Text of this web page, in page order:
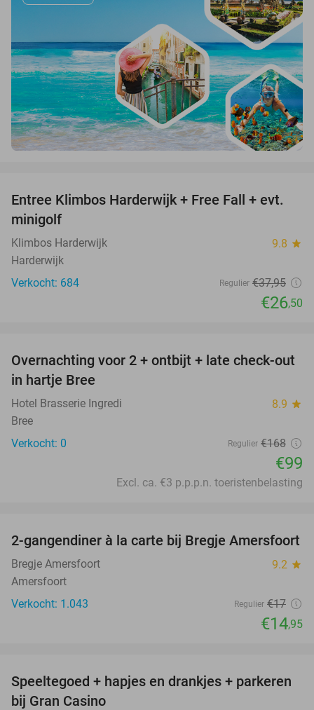
30%
Entree Klimbos Harderwijk + Free Fall + evt.
minigolf
Klimbos Harderwijk 9.8 star
Harderwijk
Verkocht: 684
Regulier €37,95
€26,50
41%
TODAY
Overnachting voor 2 + ontbijt + late check-out
in hartje Bree
Hotel Brasserie Ingredi 8.9 star
Bree
Verkocht: 0
Regulier €168
€99
Excl. ca. €3 p.p.p.n. toeristenbelasting
12%
2-gangendiner à la carte bij Bregje Amersfoort
Bregje Amersfoort 9.2 star
Amersfoort
Verkocht: 1.043
Regulier €17
€14,95
50%
Speeltegoed + hapjes en drankjes + parkeren
bij Gran Casino